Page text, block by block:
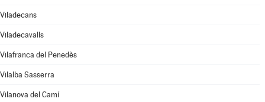
Viladecans
Viladecavalls
Vilafranca del Penedès
Vilalba Sasserra
Vilanova del Camí